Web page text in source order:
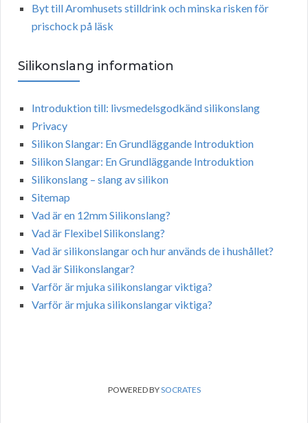
Byt till Aromhusets stilldrink och minska risken för
prischock på läsk
Silikonslang information
Introduktion till: livsmedelsgodkänd silikonslang
Privacy
Silikon Slangar: En Grundläggande Introduktion
Silikon Slangar: En Grundläggande Introduktion
Silikonslang – slang av silikon
Sitemap
Vad är en 12mm Silikonslang?
Vad är Flexibel Silikonslang?
Vad är silikonslangar och hur används de i hushållet?
Vad är Silikonslangar?
Varför är mjuka silikonslangar viktiga?
Varför är mjuka silikonslangar viktiga?
POWERED BYSOCRATES